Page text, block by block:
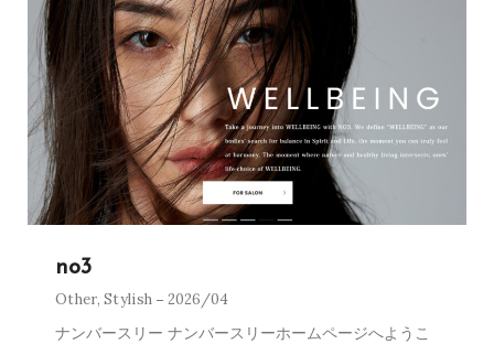
no3
Other,Stylish 2026/04
ナンバースリー ナンバースリーホームページへようこ